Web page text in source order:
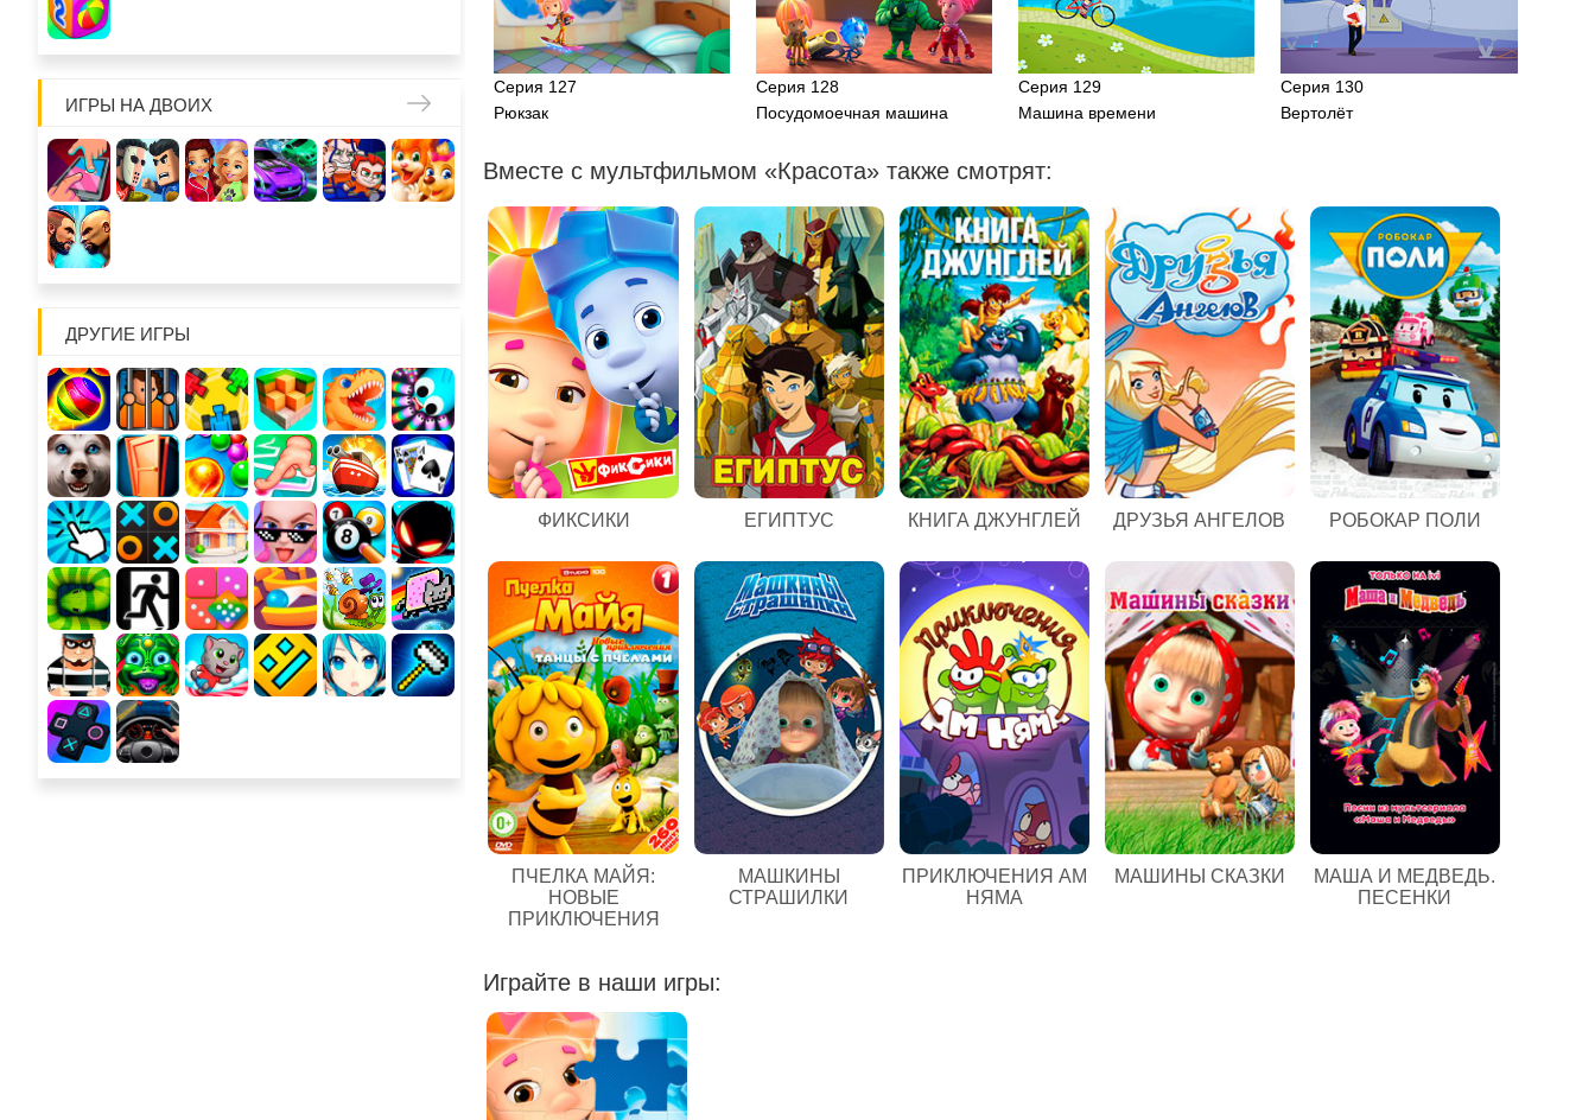
ИГРЫ НА ДВОИХ
ДРУГИЕ ИГРЫ
Серия 127
Рюкзак
Серия 128
Посудомоечная машина
Серия 129
Машина времени
Серия 130
Вертолёт
Вместе с мультфильмом «Красота» также смотрят:
ФИКСИКИ ЕГИПТУС КНИГА ДЖУНГЛЕЙ ДРУЗЬЯ АНГЕЛОВ РОБОКАР ПОЛИ
ПЧЕЛКА МАЙЯ:
НОВЫЕ
ПРИКЛЮЧЕНИЯ
МАШКИНЫ
СТРАШИЛКИ
ПРИКЛЮЧЕНИЯ АМ
НЯМА
МАШИНЫ СКАЗКИ
МАША И МЕДВЕДЬ.
ПЕСЕНКИ
Играйте в наши игры: